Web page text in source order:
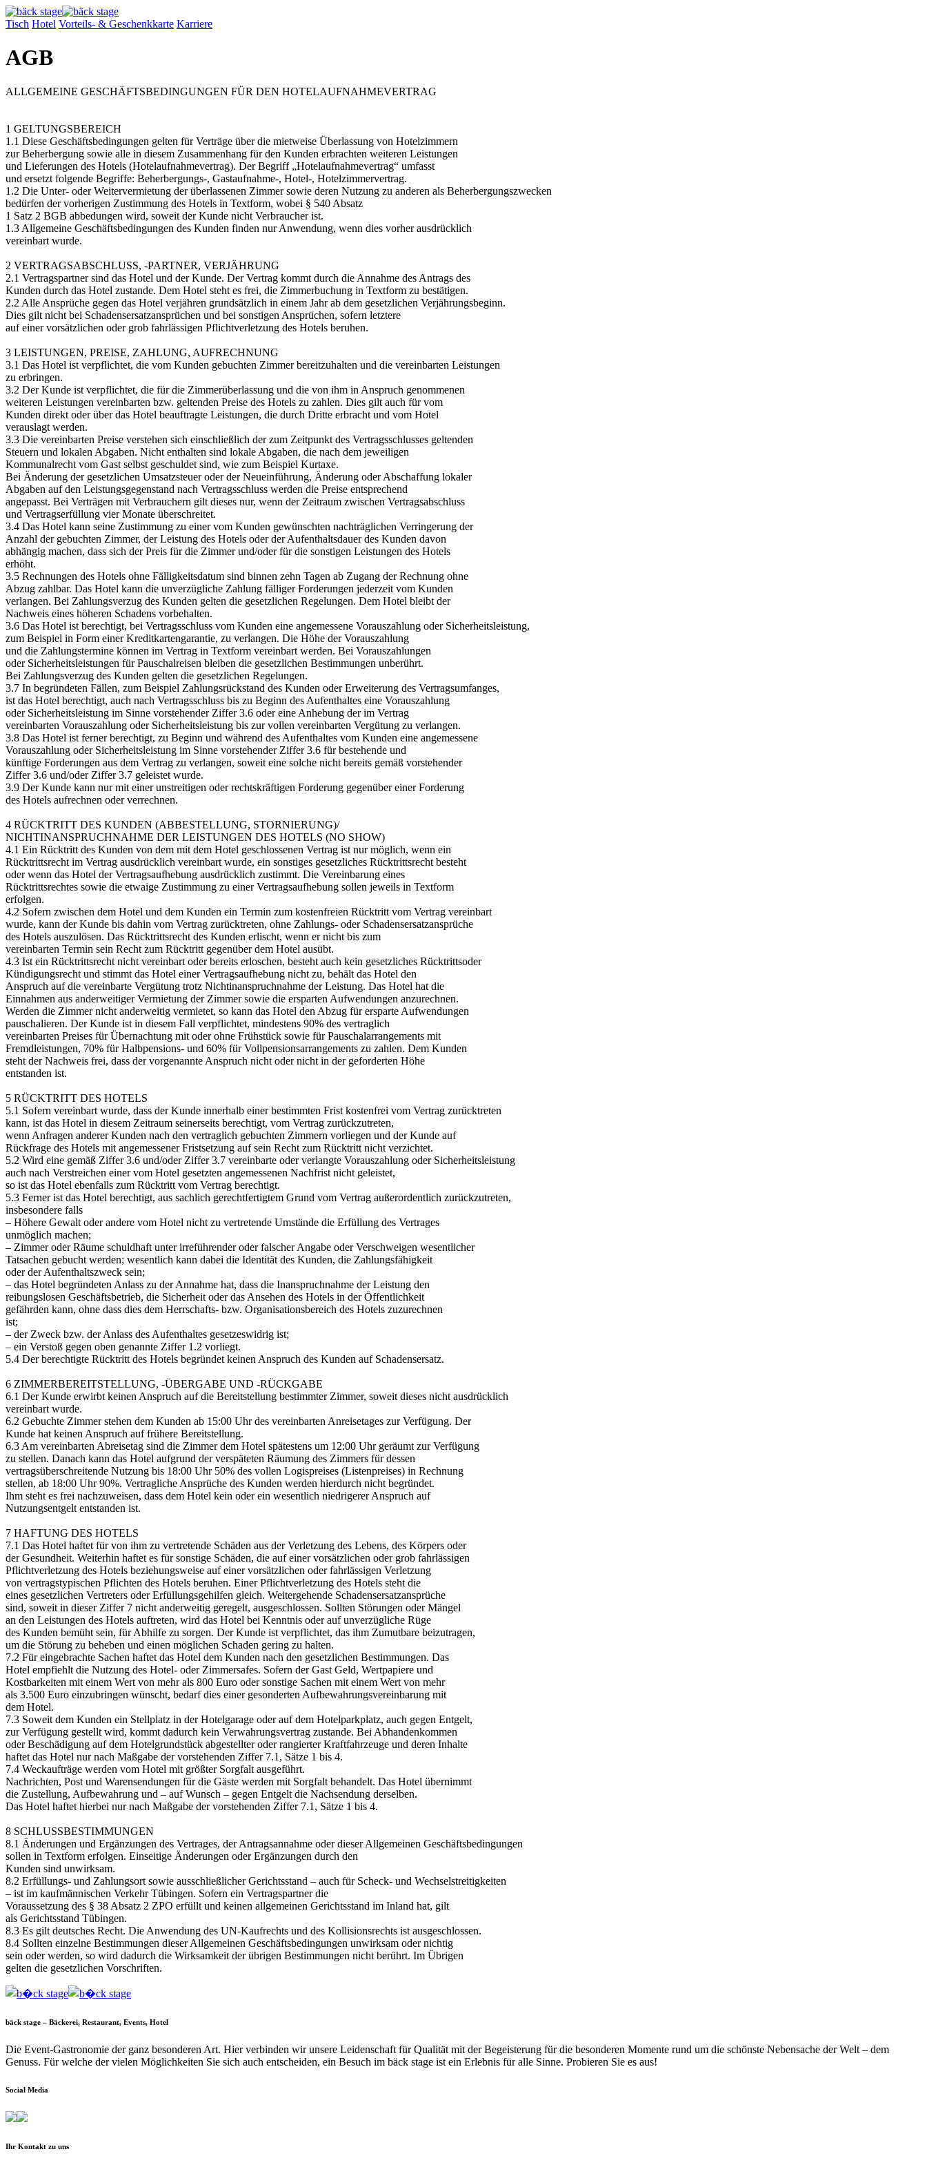
Tisch Hotel Vorteils- & Geschenkkarte Karriere
AGB
ALLGEMEINE GESCHÄFTSBEDINGUNGEN FÜR DEN HOTELAUFNAHMEVERTRAG
1 GELTUNGSBEREICH
1.1 Diese Geschäftsbedingungen gelten für Verträge über die mietweise Überlassung von Hotelzimmern
zur Beherbergung sowie alle in diesem Zusammenhang für den Kunden erbrachten weiteren Leistungen
und Lieferungen des Hotels (Hotelaufnahmevertrag). Der Begriff „Hotelaufnahmevertrag“ umfasst
und ersetzt folgende Begriffe: Beherbergungs-, Gastaufnahme-, Hotel-, Hotelzimmervertrag.
1.2 Die Unter- oder Weitervermietung der überlassenen Zimmer sowie deren Nutzung zu anderen als Beherbergungszwecken
bedürfen der vorherigen Zustimmung des Hotels in Textform, wobei § 540 Absatz
1 Satz 2 BGB abbedungen wird, soweit der Kunde nicht Verbraucher ist.
1.3 Allgemeine Geschäftsbedingungen des Kunden finden nur Anwendung, wenn dies vorher ausdrücklich
vereinbart wurde.
2 VERTRAGSABSCHLUSS, -PARTNER, VERJÄHRUNG
2.1 Vertragspartner sind das Hotel und der Kunde. Der Vertrag kommt durch die Annahme des Antrags des
Kunden durch das Hotel zustande. Dem Hotel steht es frei, die Zimmerbuchung in Textform zu bestätigen.
2.2 Alle Ansprüche gegen das Hotel verjähren grundsätzlich in einem Jahr ab dem gesetzlichen Verjährungsbeginn.
Dies gilt nicht bei Schadensersatzansprüchen und bei sonstigen Ansprüchen, sofern letztere
auf einer vorsätzlichen oder grob fahrlässigen Pflichtverletzung des Hotels beruhen.
3 LEISTUNGEN, PREISE, ZAHLUNG, AUFRECHNUNG
3.1 Das Hotel ist verpflichtet, die vom Kunden gebuchten Zimmer bereitzuhalten und die vereinbarten Leistungen
zu erbringen.
3.2 Der Kunde ist verpflichtet, die für die Zimmerüberlassung und die von ihm in Anspruch genommenen
weiteren Leistungen vereinbarten bzw. geltenden Preise des Hotels zu zahlen. Dies gilt auch für vom
Kunden direkt oder über das Hotel beauftragte Leistungen, die durch Dritte erbracht und vom Hotel
verauslagt werden.
3.3 Die vereinbarten Preise verstehen sich einschließlich der zum Zeitpunkt des Vertragsschlusses geltenden
Steuern und lokalen Abgaben. Nicht enthalten sind lokale Abgaben, die nach dem jeweiligen
Kommunalrecht vom Gast selbst geschuldet sind, wie zum Beispiel Kurtaxe.
Bei Änderung der gesetzlichen Umsatzsteuer oder der Neueinführung, Änderung oder Abschaffung lokaler
Abgaben auf den Leistungsgegenstand nach Vertragsschluss werden die Preise entsprechend
angepasst. Bei Verträgen mit Verbrauchern gilt dieses nur, wenn der Zeitraum zwischen Vertragsabschluss
und Vertragserfüllung vier Monate überschreitet.
3.4 Das Hotel kann seine Zustimmung zu einer vom Kunden gewünschten nachträglichen Verringerung der
Anzahl der gebuchten Zimmer, der Leistung des Hotels oder der Aufenthaltsdauer des Kunden davon
abhängig machen, dass sich der Preis für die Zimmer und/oder für die sonstigen Leistungen des Hotels
erhöht.
3.5 Rechnungen des Hotels ohne Fälligkeitsdatum sind binnen zehn Tagen ab Zugang der Rechnung ohne
Abzug zahlbar. Das Hotel kann die unverzügliche Zahlung fälliger Forderungen jederzeit vom Kunden
verlangen. Bei Zahlungsverzug des Kunden gelten die gesetzlichen Regelungen. Dem Hotel bleibt der
Nachweis eines höheren Schadens vorbehalten.
3.6 Das Hotel ist berechtigt, bei Vertragsschluss vom Kunden eine angemessene Vorauszahlung oder Sicherheitsleistung,
zum Beispiel in Form einer Kreditkartengarantie, zu verlangen. Die Höhe der Vorauszahlung
und die Zahlungstermine können im Vertrag in Textform vereinbart werden. Bei Vorauszahlungen
oder Sicherheitsleistungen für Pauschalreisen bleiben die gesetzlichen Bestimmungen unberührt.
Bei Zahlungsverzug des Kunden gelten die gesetzlichen Regelungen.
3.7 In begründeten Fällen, zum Beispiel Zahlungsrückstand des Kunden oder Erweiterung des Vertragsumfanges,
ist das Hotel berechtigt, auch nach Vertragsschluss bis zu Beginn des Aufenthaltes eine Vorauszahlung
oder Sicherheitsleistung im Sinne vorstehender Ziffer 3.6 oder eine Anhebung der im Vertrag
vereinbarten Vorauszahlung oder Sicherheitsleistung bis zur vollen vereinbarten Vergütung zu verlangen.
3.8 Das Hotel ist ferner berechtigt, zu Beginn und während des Aufenthaltes vom Kunden eine angemessene
Vorauszahlung oder Sicherheitsleistung im Sinne vorstehender Ziffer 3.6 für bestehende und
künftige Forderungen aus dem Vertrag zu verlangen, soweit eine solche nicht bereits gemäß vorstehender
Ziffer 3.6 und/oder Ziffer 3.7 geleistet wurde.
3.9 Der Kunde kann nur mit einer unstreitigen oder rechtskräftigen Forderung gegenüber einer Forderung
des Hotels aufrechnen oder verrechnen.
4 RÜCKTRITT DES KUNDEN (ABBESTELLUNG, STORNIERUNG)/
NICHTINANSPRUCHNAHME DER LEISTUNGEN DES HOTELS (NO SHOW)
4.1 Ein Rücktritt des Kunden von dem mit dem Hotel geschlossenen Vertrag ist nur möglich, wenn ein
Rücktrittsrecht im Vertrag ausdrücklich vereinbart wurde, ein sonstiges gesetzliches Rücktrittsrecht besteht
oder wenn das Hotel der Vertragsaufhebung ausdrücklich zustimmt. Die Vereinbarung eines
Rücktrittsrechtes sowie die etwaige Zustimmung zu einer Vertragsaufhebung sollen jeweils in Textform
erfolgen.
4.2 Sofern zwischen dem Hotel und dem Kunden ein Termin zum kostenfreien Rücktritt vom Vertrag vereinbart
wurde, kann der Kunde bis dahin vom Vertrag zurücktreten, ohne Zahlungs- oder Schadensersatzansprüche
des Hotels auszulösen. Das Rücktrittsrecht des Kunden erlischt, wenn er nicht bis zum
vereinbarten Termin sein Recht zum Rücktritt gegenüber dem Hotel ausübt.
4.3 Ist ein Rücktrittsrecht nicht vereinbart oder bereits erloschen, besteht auch kein gesetzliches Rücktrittsoder
Kündigungsrecht und stimmt das Hotel einer Vertragsaufhebung nicht zu, behält das Hotel den
Anspruch auf die vereinbarte Vergütung trotz Nichtinanspruchnahme der Leistung. Das Hotel hat die
Einnahmen aus anderweitiger Vermietung der Zimmer sowie die ersparten Aufwendungen anzurechnen.
Werden die Zimmer nicht anderweitig vermietet, so kann das Hotel den Abzug für ersparte Aufwendungen
pauschalieren. Der Kunde ist in diesem Fall verpflichtet, mindestens 90% des vertraglich
vereinbarten Preises für Übernachtung mit oder ohne Frühstück sowie für Pauschalarrangements mit
Fremdleistungen, 70% für Halbpensions- und 60% für Vollpensionsarrangements zu zahlen. Dem Kunden
steht der Nachweis frei, dass der vorgenannte Anspruch nicht oder nicht in der geforderten Höhe
entstanden ist.
5 RÜCKTRITT DES HOTELS
5.1 Sofern vereinbart wurde, dass der Kunde innerhalb einer bestimmten Frist kostenfrei vom Vertrag zurücktreten
kann, ist das Hotel in diesem Zeitraum seinerseits berechtigt, vom Vertrag zurückzutreten,
wenn Anfragen anderer Kunden nach den vertraglich gebuchten Zimmern vorliegen und der Kunde auf
Rückfrage des Hotels mit angemessener Fristsetzung auf sein Recht zum Rücktritt nicht verzichtet.
5.2 Wird eine gemäß Ziffer 3.6 und/oder Ziffer 3.7 vereinbarte oder verlangte Vorauszahlung oder Sicherheitsleistung
auch nach Verstreichen einer vom Hotel gesetzten angemessenen Nachfrist nicht geleistet,
so ist das Hotel ebenfalls zum Rücktritt vom Vertrag berechtigt.
5.3 Ferner ist das Hotel berechtigt, aus sachlich gerechtfertigtem Grund vom Vertrag außerordentlich zurückzutreten,
insbesondere falls
– Höhere Gewalt oder andere vom Hotel nicht zu vertretende Umstände die Erfüllung des Vertrages
unmöglich machen;
– Zimmer oder Räume schuldhaft unter irreführender oder falscher Angabe oder Verschweigen wesentlicher
Tatsachen gebucht werden; wesentlich kann dabei die Identität des Kunden, die Zahlungsfähigkeit
oder der Aufenthaltszweck sein;
– das Hotel begründeten Anlass zu der Annahme hat, dass die Inanspruchnahme der Leistung den
reibungslosen Geschäftsbetrieb, die Sicherheit oder das Ansehen des Hotels in der Öffentlichkeit
gefährden kann, ohne dass dies dem Herrschafts- bzw. Organisationsbereich des Hotels zuzurechnen
ist;
– der Zweck bzw. der Anlass des Aufenthaltes gesetzeswidrig ist;
– ein Verstoß gegen oben genannte Ziffer 1.2 vorliegt.
5.4 Der berechtigte Rücktritt des Hotels begründet keinen Anspruch des Kunden auf Schadensersatz.
6 ZIMMERBEREITSTELLUNG, -ÜBERGABE UND -RÜCKGABE
6.1 Der Kunde erwirbt keinen Anspruch auf die Bereitstellung bestimmter Zimmer, soweit dieses nicht ausdrücklich
vereinbart wurde.
6.2 Gebuchte Zimmer stehen dem Kunden ab 15:00 Uhr des vereinbarten Anreisetages zur Verfügung. Der
Kunde hat keinen Anspruch auf frühere Bereitstellung.
6.3 Am vereinbarten Abreisetag sind die Zimmer dem Hotel spätestens um 12:00 Uhr geräumt zur Verfügung
zu stellen. Danach kann das Hotel aufgrund der verspäteten Räumung des Zimmers für dessen
vertragsüberschreitende Nutzung bis 18:00 Uhr 50% des vollen Logispreises (Listenpreises) in Rechnung
stellen, ab 18:00 Uhr 90%. Vertragliche Ansprüche des Kunden werden hierdurch nicht begründet.
Ihm steht es frei nachzuweisen, dass dem Hotel kein oder ein wesentlich niedrigerer Anspruch auf
Nutzungsentgelt entstanden ist.
7 HAFTUNG DES HOTELS
7.1 Das Hotel haftet für von ihm zu vertretende Schäden aus der Verletzung des Lebens, des Körpers oder
der Gesundheit. Weiterhin haftet es für sonstige Schäden, die auf einer vorsätzlichen oder grob fahrlässigen
Pflichtverletzung des Hotels beziehungsweise auf einer vorsätzlichen oder fahrlässigen Verletzung
von vertragstypischen Pflichten des Hotels beruhen. Einer Pflichtverletzung des Hotels steht die
eines gesetzlichen Vertreters oder Erfüllungsgehilfen gleich. Weitergehende Schadensersatzansprüche
sind, soweit in dieser Ziffer 7 nicht anderweitig geregelt, ausgeschlossen. Sollten Störungen oder Mängel
an den Leistungen des Hotels auftreten, wird das Hotel bei Kenntnis oder auf unverzügliche Rüge
des Kunden bemüht sein, für Abhilfe zu sorgen. Der Kunde ist verpflichtet, das ihm Zumutbare beizutragen,
um die Störung zu beheben und einen möglichen Schaden gering zu halten.
7.2 Für eingebrachte Sachen haftet das Hotel dem Kunden nach den gesetzlichen Bestimmungen. Das
Hotel empfiehlt die Nutzung des Hotel- oder Zimmersafes. Sofern der Gast Geld, Wertpapiere und
Kostbarkeiten mit einem Wert von mehr als 800 Euro oder sonstige Sachen mit einem Wert von mehr
als 3.500 Euro einzubringen wünscht, bedarf dies einer gesonderten Aufbewahrungsvereinbarung mit
dem Hotel.
7.3 Soweit dem Kunden ein Stellplatz in der Hotelgarage oder auf dem Hotelparkplatz, auch gegen Entgelt,
zur Verfügung gestellt wird, kommt dadurch kein Verwahrungsvertrag zustande. Bei Abhandenkommen
oder Beschädigung auf dem Hotelgrundstück abgestellter oder rangierter Kraftfahrzeuge und deren Inhalte
haftet das Hotel nur nach Maßgabe der vorstehenden Ziffer 7.1, Sätze 1 bis 4.
7.4 Weckaufträge werden vom Hotel mit größter Sorgfalt ausgeführt.
Nachrichten, Post und Warensendungen für die Gäste werden mit Sorgfalt behandelt. Das Hotel übernimmt
die Zustellung, Aufbewahrung und – auf Wunsch – gegen Entgelt die Nachsendung derselben.
Das Hotel haftet hierbei nur nach Maßgabe der vorstehenden Ziffer 7.1, Sätze 1 bis 4.
8 SCHLUSSBESTIMMUNGEN
8.1 Änderungen und Ergänzungen des Vertrages, der Antragsannahme oder dieser Allgemeinen Geschäftsbedingungen
sollen in Textform erfolgen. Einseitige Änderungen oder Ergänzungen durch den
Kunden sind unwirksam.
8.2 Erfüllungs- und Zahlungsort sowie ausschließlicher Gerichtsstand – auch für Scheck- und Wechselstreitigkeiten
– ist im kaufmännischen Verkehr Tübingen. Sofern ein Vertragspartner die
Voraussetzung des § 38 Absatz 2 ZPO erfüllt und keinen allgemeinen Gerichtsstand im Inland hat, gilt
als Gerichtsstand Tübingen.
8.3 Es gilt deutsches Recht. Die Anwendung des UN-Kaufrechts und des Kollisionsrechts ist ausgeschlossen.
8.4 Sollten einzelne Bestimmungen dieser Allgemeinen Geschäftsbedingungen unwirksam oder nichtig
sein oder werden, so wird dadurch die Wirksamkeit der übrigen Bestimmungen nicht berührt. Im Übrigen
gelten die gesetzlichen Vorschriften.
bäck stage – Bäckerei, Restaurant, Events, Hotel
Die Event-Gastronomie der ganz besonderen Art. Hier verbinden wir unsere Leidenschaft für Qualität mit der Begeisterung für die besonderen Momente rund um die schönste Nebensache der Welt – dem
Genuss. Für welche der vielen Möglichkeiten Sie sich auch entscheiden, ein Besuch im bäck stage ist ein Erlebnis für alle Sinne. Probieren Sie es aus!
Social Media
Ihr Kontakt zu uns